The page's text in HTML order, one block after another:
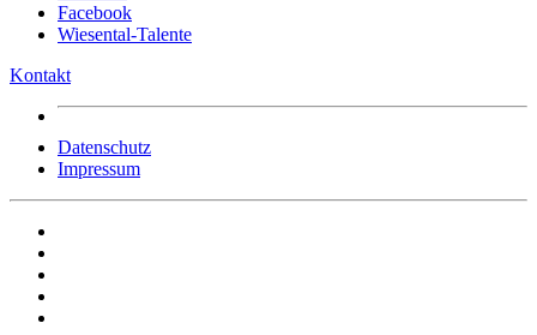
Facebook
Wiesental-Talente
Kontakt
Datenschutz
Impressum